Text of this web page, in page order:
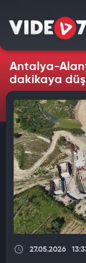
Antalya-
dakikaya
27.05.2026